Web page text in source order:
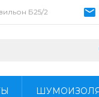
Б25/2